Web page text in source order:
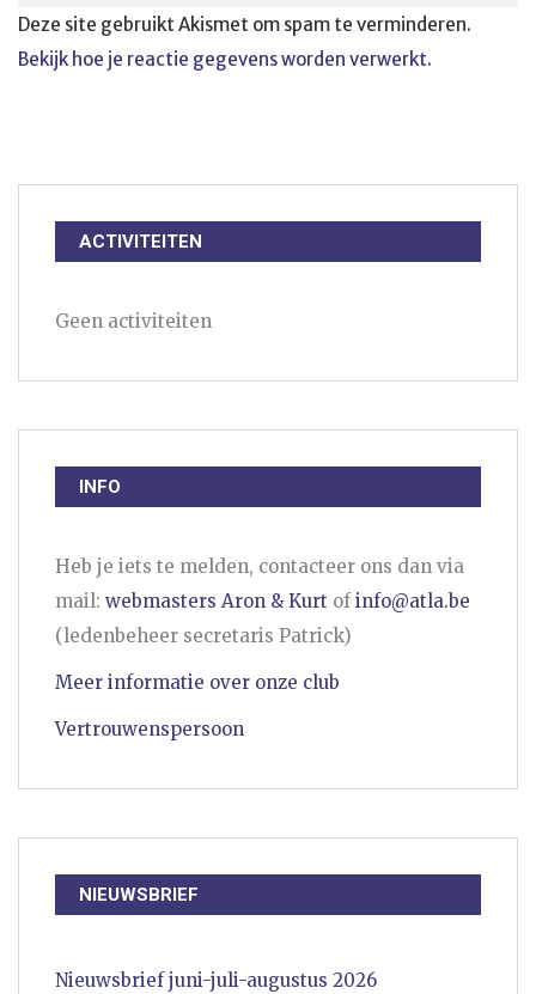
Deze site gebruikt Akismet om spam te verminderen.
Bekijk hoe je reactie gegevens worden verwerkt.
ACTIVITEITEN
Geen activiteiten
INFO
Heb je iets te melden, contacteer ons dan via
mail: webmasters Aron & Kurt ofinfo@atla.be
(ledenbeheer secretaris Patrick)
Meer informatie over onze club
Vertrouwenspersoon
NIEUWSBRIEF
Nieuwsbrief juni-juli-augustus 2026